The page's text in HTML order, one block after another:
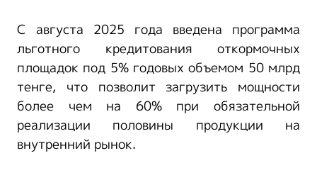
С августа 2025 года введена программа
льготного кредитования откормочных
площадок под 5% годовых объемом 50 млрд
тенге, что позволит загрузить мощности
более чем на 60% при обязательной
реализации половины продукции на
внутренний рынок.